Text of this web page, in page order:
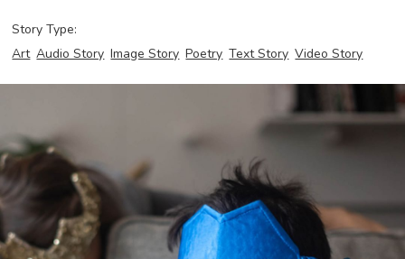
Story Type:
Art Audio Story Image Story Poetry Text Story Video Story